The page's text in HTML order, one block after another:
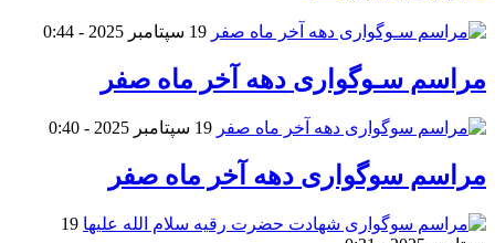
19 سپتامبر 2025 - 0:44
مراسم سـوگواری دهه آخر ماه صفر
19 سپتامبر 2025 - 0:40
مراسم سوگواری دهه آخر ماه صفر
19